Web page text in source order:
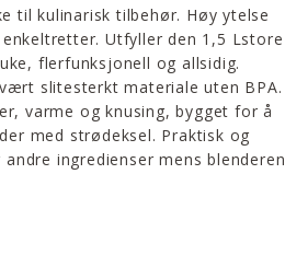
til kulinarisk tilbehør. Høy ytelse
Utfyller den 1,5 Lstore
flerfunksjonell og allsidig.
slitesterkt materiale uten BPA.
varme og knusing, bygget for å
med strødeksel. Praktisk og
ingredienser mens blenderen